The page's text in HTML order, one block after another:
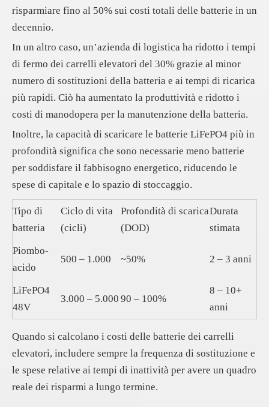
risparmiare fino al 50% sui costi totali delle batterie in un
decennio.
In un altro caso, un’azienda di logistica ha ridotto i tempi
di fermo dei carrelli elevatori del 30% grazie al minor
numero di sostituzioni della batteria e ai tempi di ricarica
più rapidi. Ciò ha aumentato la produttività e ridotto i
costi di manodopera per la manutenzione della batteria.
Inoltre, la capacità di scaricare le batterie LiFePO4 più in
profondità significa che sono necessarie meno batterie
per soddisfare il fabbisogno energetico, riducendo le
spese di capitale e lo spazio di stoccaggio.
Tipo di
batteria
Ciclo di vita
(cicli)
Profondità di scarica
(DOD)
Durata
stimata
Piombo-
acido
500 – 1.000 ~50% 2 – 3 anni
LiFePO4
48V
3.000 – 5.000 90 – 100%
8 – 10+
anni
Quando si calcolano i costi delle batterie dei carrelli
elevatori, includere sempre la frequenza di sostituzione e
le spese relative ai tempi di inattività per avere un quadro
reale dei risparmi a lungo termine.